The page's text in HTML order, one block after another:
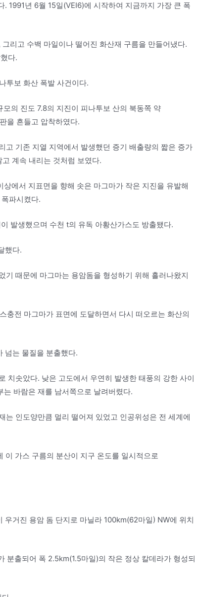
1991년 6월 15일(VEI6)에 시작하여 지금까지 가장 큰 폭
리고 수백 마일이나 떨어진 화산재 구름을 만들어냈다.
다.
투보 화산 폭발 사건이다.
의 진도 7.8의 지진이 피나투보 산의 북동쪽 약
을 흔들고 압착하였다.
고 기존 지열 지역에서 발생했던 증기 배출량의 짧은 증가
계속 내리는 것처럼 보였다.
에서 지표면을 향해 솟은 마그마가 작은 지진을 유발해
파시켰다.
발생했으며 수천 t의 유독 아황산가스도 방출됐다.
했다.
때문에 마그마는 용암돔을 형성하기 위해 흘러나왔지
충전 마그마가 표면에 도달하면서 다시 떠오르는 화산의
넘는 물질을 분출했다.
치솟았다. 낮은 고도에서 우연히 발생한 태풍의 강한 사이
바람은 재를 남서쪽으로 날려버렸다.
인도양만큼 멀리 떨어져 있었고 인공위성은 전 세계에
가스 구름의 분산이 지구 온도를 일시적으로
거진 용암 돔 단지로 마닐라 100km(62마일) NW에 위치
분출되어 폭 2.5km(1.5마일)의 작은 정상 칼데라가 형성되